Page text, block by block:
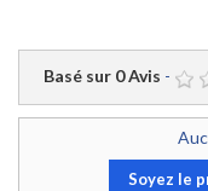
Basé sur 0Avis -
Soyez le